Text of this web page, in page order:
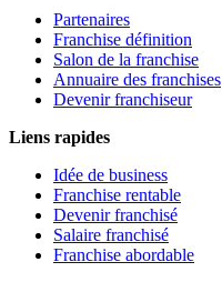
Partenaires
Franchise définition
Salon de la franchise
Annuaire des franchises
Devenir franchiseur
Liens rapides
Idée de business
Franchise rentable
Devenir franchisé
Salaire franchisé
Franchise abordable